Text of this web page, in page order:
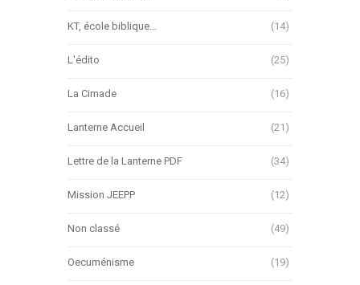
KT, école biblique… (14)
L'édito (25)
La Cimade (16)
Lanterne Accueil (21)
Lettre de la Lanterne PDF (34)
Mission JEEPP (12)
Non classé (49)
Oecuménisme (19)